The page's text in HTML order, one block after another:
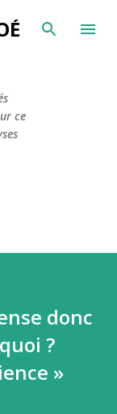
ce
donc
?
»